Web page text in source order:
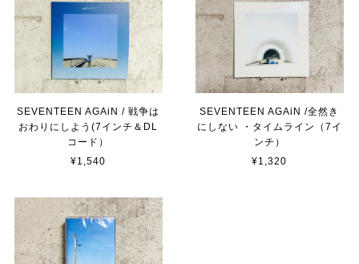
SEVENTEEN AGAiN / 戦争は
おわりにしよう(7インチ＆DL
コード）
¥1,540
SEVENTEEN AGAiN /全然き
にしない ・タイムライン（7イ
ンチ）
¥1,320